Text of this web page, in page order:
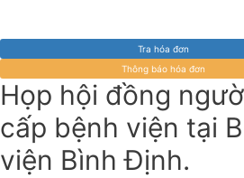
Tra hóa đơn
Thông báo hóa đơn
Họp hội đồng
cấp bệnh viện tại
viện Bình Định.